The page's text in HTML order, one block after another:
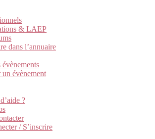
& LAEP
dans l’annuaire
évènement
?
/ S’inscrire